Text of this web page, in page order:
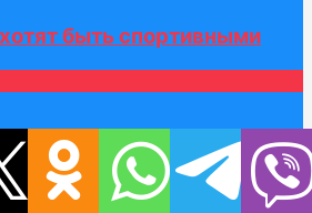
быть спортивными